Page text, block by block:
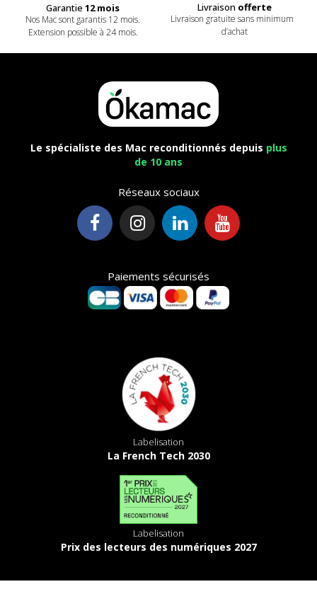
Garantie 12 mois
Nos Mac sont garantis 12 mois.
Extension possible à 24 mois.
Livraison offerte
Livraison gratuite sans minimum
d’achat
Le spécialiste des Mac reconditionnés depuis plus
de 10 ans
Réseaux sociaux
Paiements sécurisés
Labelisation
La French Tech 2030
Labelisation
Prix des lecteurs des numériques 2027